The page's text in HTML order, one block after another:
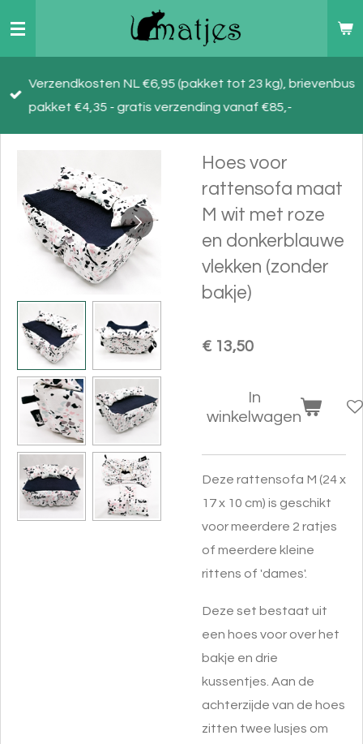
Ga
de
hoofdinhoud
Verzendkosten NL €6,95 (pakket tot 23 kg), brievenbus
pakket €4,35 - gratis verzending vanaf €85,-
Hoes voor
rattensofa maat
M wit met roze
en donkerblauwe
vlekken (zonder
bakje)
€ 13,50
In
winkelwagen
Deze rattensofa M (24 x
17 x 10 cm) is geschikt
voor meerdere 2 ratjes
of meerdere kleine
rittens of 'dames'.
Deze set bestaat uit
een hoes voor over het
bakje en drie
kussentjes. Aan de
achterzijde van de hoes
zitten twee lusjes om